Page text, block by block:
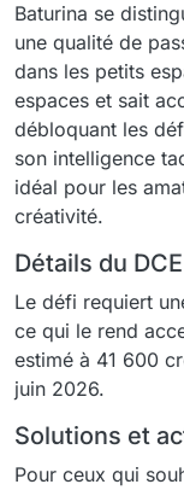
Baturina se
une qualité de
dans les petits
espaces et sait
débloquant les
son intelligence
idéal pour les
créativité.
Détails du DCE
Le défi requiert
ce qui le rend
estimé à 41 600
juin 2026.
Solutions et
Pour ceux qui